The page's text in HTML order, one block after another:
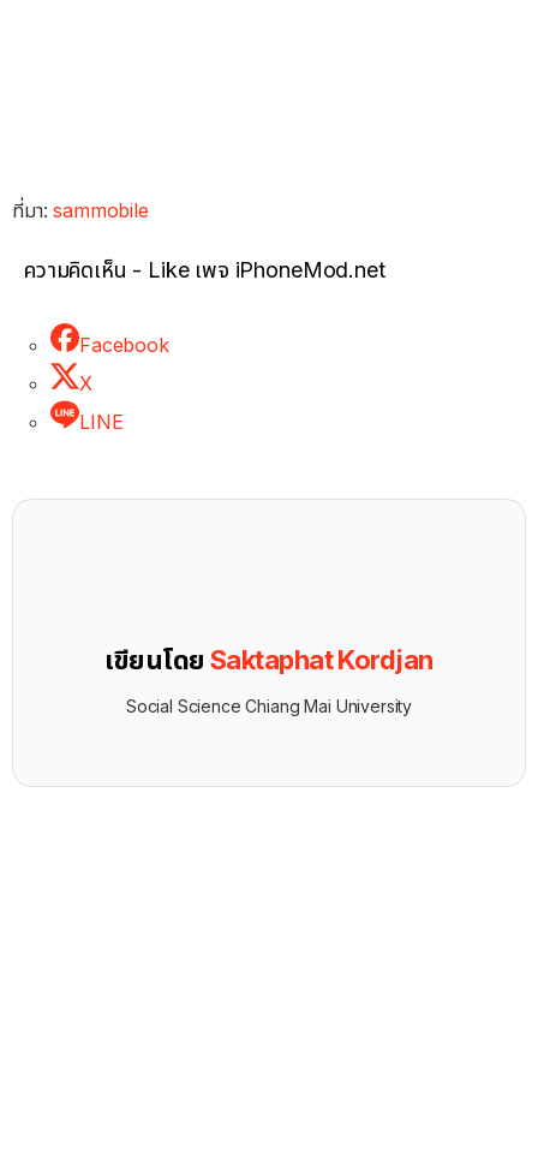
ที่มา:sammobile
ความคิดเห็น - Like เพจ iPhoneMod.net
Facebook
X
LINE
เขียนโดย Saktaphat Kordjan
Social Science Chiang Mai University